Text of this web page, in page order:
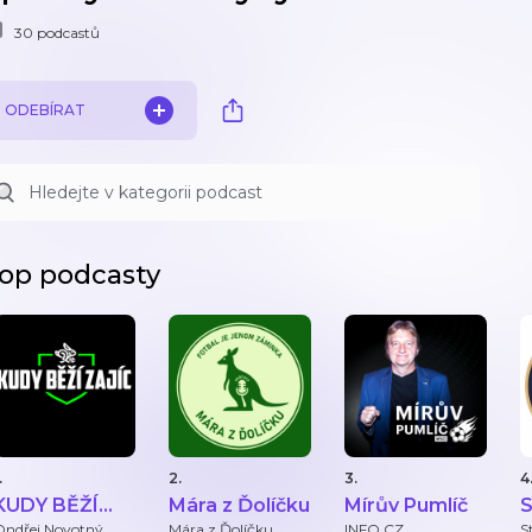
30 podcastů
ODEBÍRAT
podcasty
BĚŽÍ
2.
Mára z Ďolíčku
3.
Mírův Pumlíč
4.